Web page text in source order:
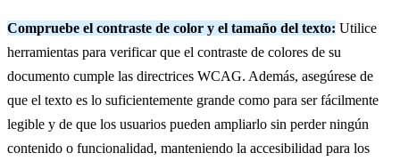
Compruebe el contraste de color y el tamaño del texto: Utilice
herramientas para verificar que el contraste de colores de su
documento cumple las directrices WCAG. Además, asegúrese de
que el texto es lo suficientemente grande como para ser fácilmente
legible y de que los usuarios pueden ampliarlo sin perder ningún
contenido o funcionalidad, manteniendo la accesibilidad para los